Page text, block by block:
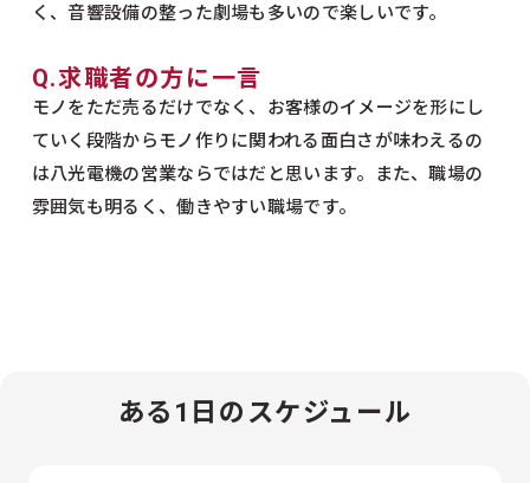
く、音響設備の整った劇場も多いので楽しいです。
Q.求職者の方に一言
モノをただ売るだけでなく、お客様のイメージを形にし
ていく段階からモノ作りに関われる面白さが味わえるの
は八光電機の営業ならではだと思います。また、職場の
雰囲気も明るく、働きやすい職場です。
ある1日のスケジュール